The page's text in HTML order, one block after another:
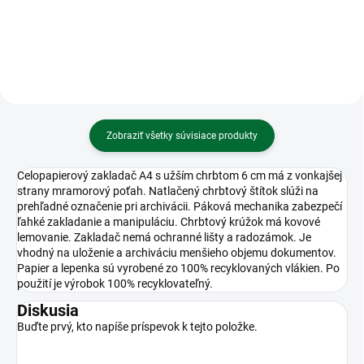
Zobraziť všetky súvisiace produkty
Celopapierový zakladač A4 s užším chrbtom 6 cm má z vonkajšej
strany mramorový poťah. Natlačený chrbtový štítok slúži na
prehľadné označenie pri archivácii. Páková mechanika zabezpečí
ľahké zakladanie a manipuláciu. Chrbtový krúžok má kovové
lemovanie. Zakladač nemá ochranné lišty a radozámok. Je
vhodný na uloženie a archiváciu menšieho objemu dokumentov.
Papier a lepenka sú vyrobené zo 100% recyklovaných vlákien. Po
použití je výrobok 100% recyklovateľný.
Diskusia
Buďte prvý, kto napíše príspevok k tejto položke.